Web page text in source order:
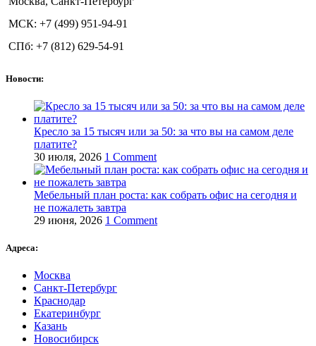
МСК: +7 (499) 951-94-91
СПб: +7 (812) 629-54-91
Новости:
Кресло за 15 тысяч или за 50: за что вы на самом деле
платите?
30 июля, 2026 1 Comment
Мебельный план роста: как собрать офис на сегодня и
не пожалеть завтра
29 июня, 2026 1 Comment
Адреса:
Москва
Санкт-Петербург
Краснодар
Екатеринбург
Казань
Новосибирск